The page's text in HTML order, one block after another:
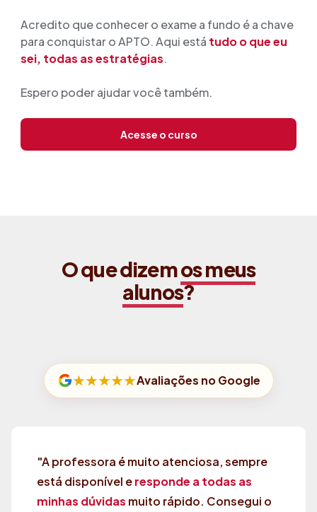
Acredito que conhecer o exame a fundo é a chave
para conquistar o APTO. Aqui está tudo o que eu
sei, todas as estratégias.
Espero poder ajudar você também.
Acesse o curso
O que dizemos meus
alunos?
★★★★★Avaliações no Google
"A professora é muito atenciosa, sempre
está disponível eresponde a todas as
minhas dúvidas muito rápido. Consegui o